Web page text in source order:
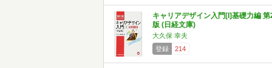
キャリアデザイン入門[I]基礎力編 第
版 (日経文庫)
大久保 幸夫
登録
214